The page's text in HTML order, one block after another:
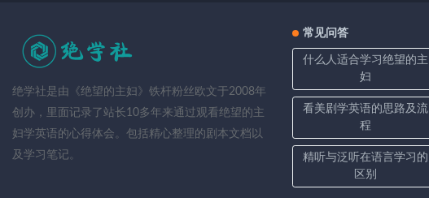
绝学社是由《绝望的主妇》铁杆粉丝欧文于2008年
创办，里面记录了站长10多年来通过观看绝望的主
妇学英语的心得体会。包括精心整理的剧本文档以
及学习笔记。
常见问答
什么人适合学习绝望的主
妇
看美剧学英语的思路及流
程
精听与泛听在语言学习的
区别